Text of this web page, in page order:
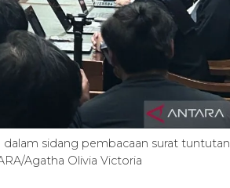
sidang pembacaan surat tuntutan
Agatha Olivia Victoria